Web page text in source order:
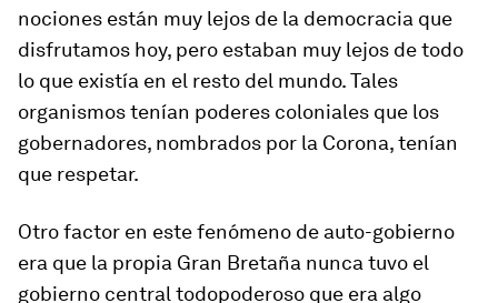
nociones están muy lejos de la democracia que
disfrutamos hoy, pero estaban muy lejos de todo
lo que existía en el resto del mundo. Tales
organismos tenían poderes coloniales que los
gobernadores, nombrados por la Corona, tenían
que respetar.
Otro factor en este fenómeno de auto-gobierno
era que la propia Gran Bretaña nunca tuvo el
gobierno central todopoderoso que era algo